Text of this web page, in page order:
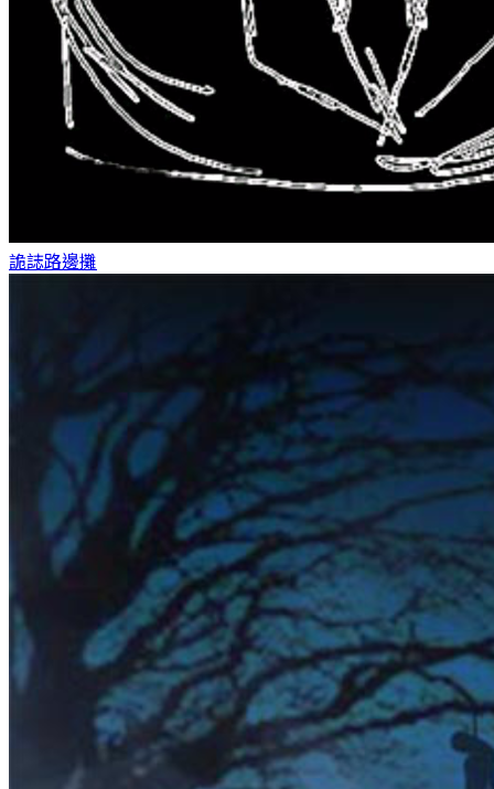
詭誌路邊攤